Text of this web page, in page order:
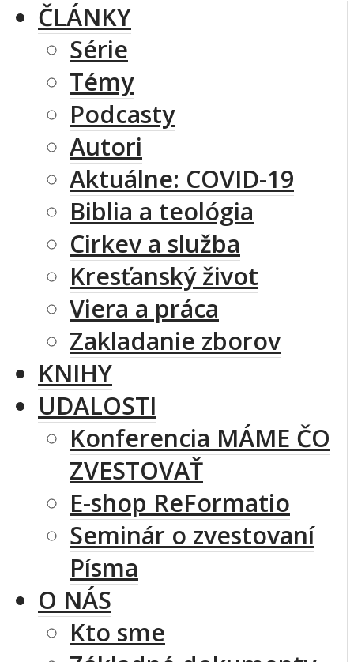
ČLÁNKY
Série
Témy
Podcasty
Autori
Aktuálne: COVID-19
Biblia a teológia
Cirkev a služba
Kresťanský život
Viera a práca
Zakladanie zborov
KNIHY
UDALOSTI
Konferencia MÁME ČO
ZVESTOVAŤ
E-shop ReFormatio
Seminár o zvestovaní
Písma
O NÁS
Kto sme